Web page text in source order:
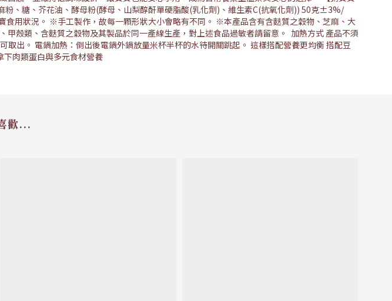
、糖、芥花油、酵母粉(酵母、山梨醇酐單硬脂酸(乳化劑)、維生素C(抗氧化劑)) 50克±3%/
用狀況。 ※手工製作，故每一顆形狀大小會略有不同。 ※本產品含有含麩質之穀物、芝麻、大
殼類、含麩質之穀物及其製品於同一產線生產，對上述食品過敏者請留意。 加熱方式 產品不須
出。 電鍋加熱：倒出後電鍋外鍋放量米杯半杯的水待開關跳起。 這樣搭配營養更均衡 搭配豆
肉類蛋白與多元食材營養
歡...